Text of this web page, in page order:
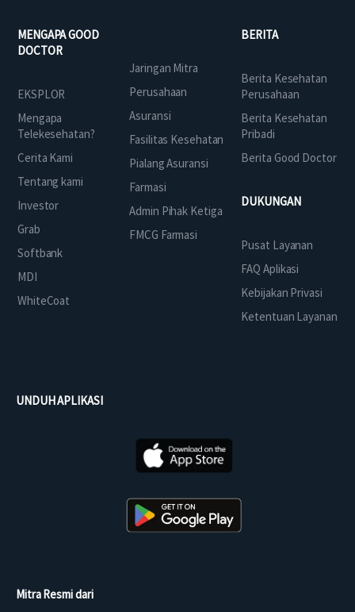
MENGAPA GOOD
DOCTOR
EKSPLOR
Mengapa
Telekesehatan?
Cerita Kami
Tentang kami
Investor
Grab
Softbank
MDI
WhiteCoat
Jaringan Mitra
Perusahaan
Asuransi
Fasilitas Kesehatan
Pialang Asuransi
Farmasi
Admin Pihak Ketiga
FMCG Farmasi
BERITA
Berita Kesehatan
Perusahaan
Berita Kesehatan
Pribadi
Berita Good Doctor
DUKUNGAN
Pusat Layanan
FAQ Aplikasi
Kebijakan Privasi
Ketentuan Layanan
UNDUH APLIKASI
Mitra Resmi dari